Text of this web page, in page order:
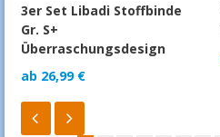
3er Set Libadi Stoffbinde
Gr. S+
Überraschungsdesign
ab 26,99 €